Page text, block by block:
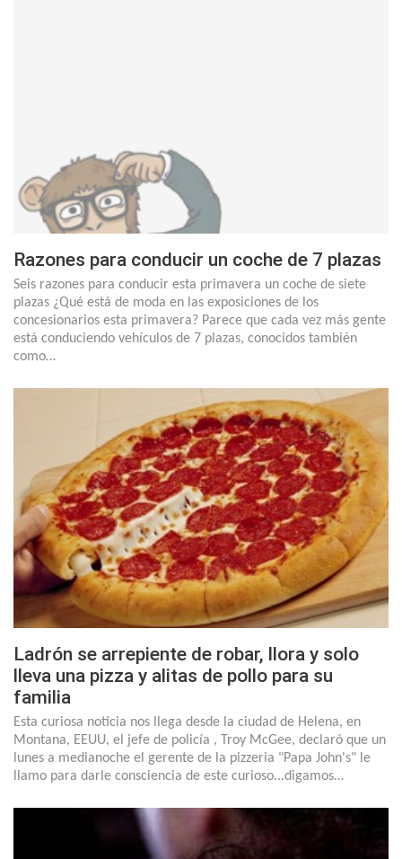
Razones para conducir un coche de 7 plazas
Seis razones para conducir esta primavera un coche de siete
plazas ¿Qué está de moda en las exposiciones de los
concesionarios esta primavera? Parece que cada vez más gente
está conduciendo vehículos de 7 plazas, conocidos también
como…
Ladrón se arrepiente de robar, llora y solo
lleva una pizza y alitas de pollo para su
familia
Esta curiosa noticia nos llega desde la ciudad de Helena, en
Montana, EEUU, el jefe de policía , Troy McGee, declaró que un
lunes a medianoche el gerente de la pizzeria "Papa John's" le
llamo para darle consciencia de este curioso...digamos…